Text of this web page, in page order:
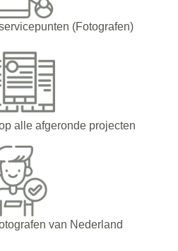
(Fotografen)
alle afgeronde projecten
van Nederland